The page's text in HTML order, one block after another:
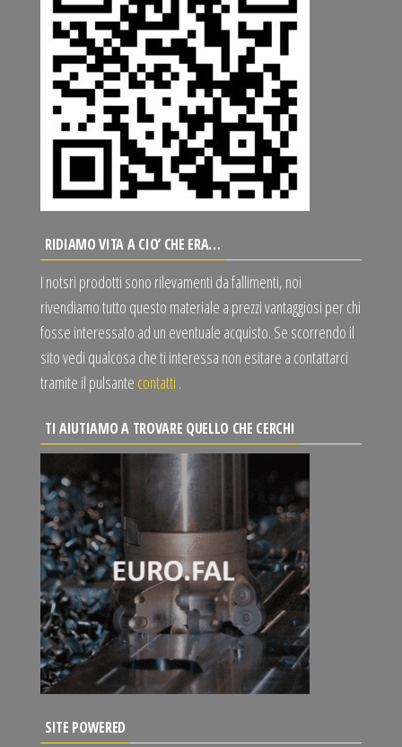
RIDIAMO VITA A CIO’ CHE ERA…
I notsri prodotti sono rilevamenti da fallimenti, noi
rivendiamo tutto questo materiale a prezzi vantaggiosi per chi
fosse interessato ad un eventuale acquisto. Se scorrendo il
sito vedi qualcosa che ti interessa non esitare a contattarci
tramite il pulsante contatti .
TI AIUTIAMO A TROVARE QUELLO CHE CERCHI
SITE POWERED